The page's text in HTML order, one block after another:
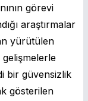
görevi
araştırmalar
yürütülen
gelişmelerle
bir güvensizlik
gösterilen